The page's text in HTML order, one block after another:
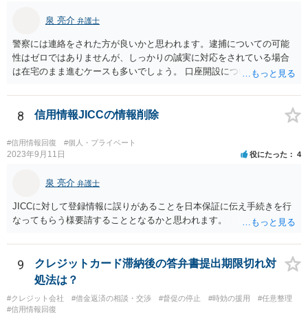
泉 亮介 弁護士
警察には連絡をされた方が良いかと思われます。逮捕についての可能
性はゼロではありませんが、しっかりの誠実に対応をされている場合
は在宅のまま進むケースも多いでしょう。 口座開設については銀行等
られるケースも多いかと思われます。
8 信用情報JICCの情報削除
#信用情報回復 #個人・プライベート
2023年9月11日 役にたった 4
泉 亮介 弁護士
JICCに対して登録情報に誤りがあることを日本保証に伝え手続きを行
なってもらう様要請することとなるかと思われます。
9
クレジットカード滞納後の答弁書提出期限切れ対
処法は？
#クレジット会社 #借金返済の相談・交渉 #督促の停止 #時効の援用
#任意整理
#信用情報回復